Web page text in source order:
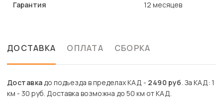
Гарантия 12 месяцев
ДОСТАВКА ОПЛАТА СБОРКА
Доставкадо подъезда в пределах КАД - 2490 руб. За КАД: 1
км - 30 руб. Доставка возможна до 50 км от КАД.